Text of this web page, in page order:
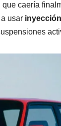
caería
usar